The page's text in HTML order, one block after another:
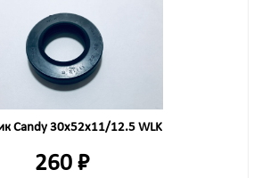
Candy 30x52x11/12.5 WLK
260 ₽